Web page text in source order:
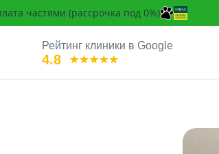
частями (рассрочка под 0%)
Рейтинг клиники в Google
4.8